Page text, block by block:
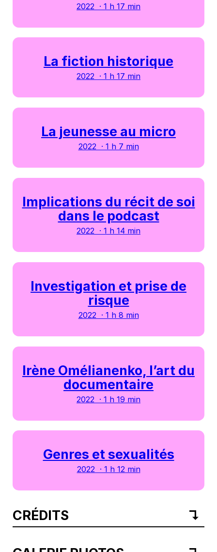
2022 · 1 h 17 min
La fiction historique
2022 · 1 h 17 min
La jeunesse au micro
2022 · 1 h 7 min
Implications du récit de soi
dans le podcast
2022 · 1 h 14 min
Investigation et prise de
risque
2022 · 1 h 8 min
Irène Omélianenko, l’art du
documentaire
2022 · 1 h 19 min
Genres et sexualités
2022 · 1 h 12 min
CRÉDITS